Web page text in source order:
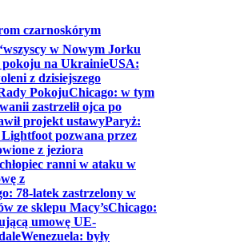
czarnoskórym
w Nowym Jorku
pokoju na UkrainieUSA:
z dzisiejszego
PokojuChicago: w tym
zastrzelił ojca po
projekt ustawyParyż:
pozwana przez
z jeziora
ranni w ataku w
z
78-latek zastrzelony w
ze sklepu Macy’sChicago:
umowę UE-
Wenezuela: były